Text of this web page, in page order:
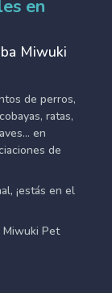
en
Miwuki
de perros,
ratas,
en
de
¡estás en el
Miwuki Pet